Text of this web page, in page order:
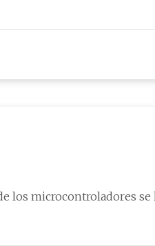
los microcontroladores